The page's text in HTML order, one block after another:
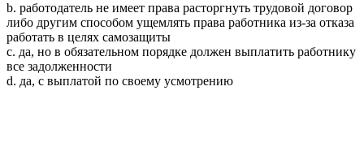
b. работодатель не имеет права расторгнуть трудовой договор
либо другим способом ущемлять права работника из-за отказа
работать в целях самозащиты
c. да, но в обязательном порядке должен выплатить работнику
все задолженности
d. да, с выплатой по своему усмотрению